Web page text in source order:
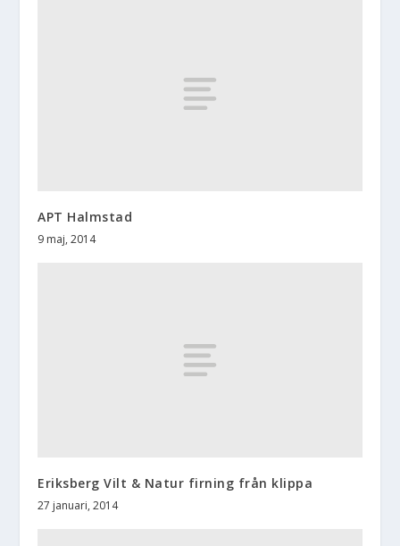
APT Halmstad
9 maj, 2014
Eriksberg Vilt & Natur firning från klippa
27 januari, 2014